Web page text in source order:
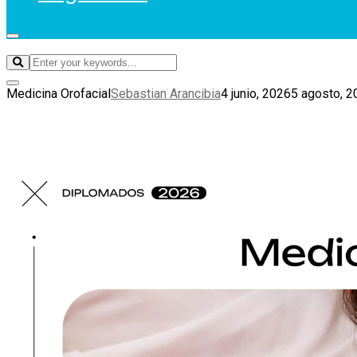
Medicina OrofacialSebastian Arancibia4 junio, 20265 agosto,